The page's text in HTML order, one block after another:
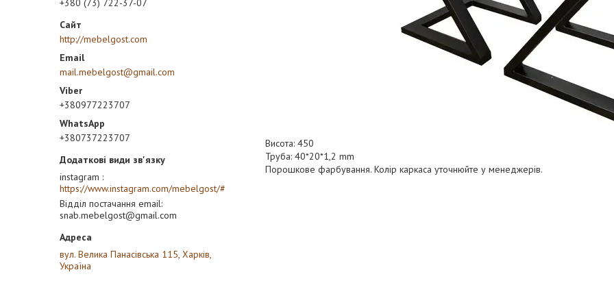
+380 (73) 722-37-07
http://mebelgost.com
mail.mebelgost@gmail.com
+380977223707
+380737223707
instagram
https://www.instagram.com/mebelgost/#
Відділ постачання email
snab.mebelgost@gmail.com
вул. Велика Панасівська 115, Харків,
Україна
Висота: 450
Труба: 40*20*1,2 mm
Порошкове фарбування. Колір каркаса уточнюйте у менеджерів.